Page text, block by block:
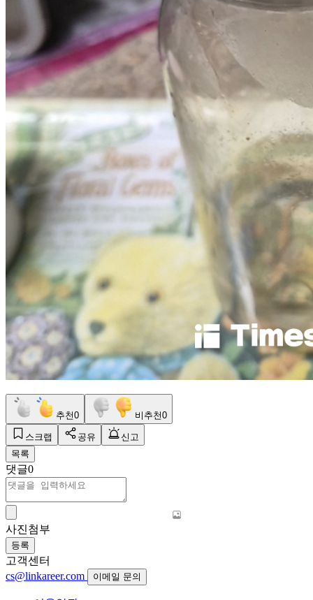
추천0 비추천0
스크랩 공유
신고
목록
댓글0
사진첨부
등록
고객센터
cs@linkareer.com
이메일 문의